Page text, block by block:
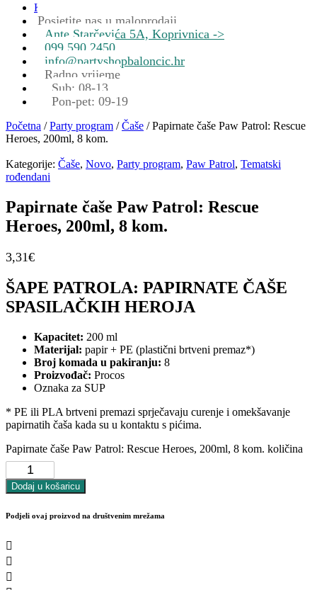
Kontakt
Posjetite nas u maloprodaji
Ante Starčevića 5A, Koprivnica ->
099 590 2450
info@partyshopbaloncic.hr
Radno vrijeme
Sub: 08-13
Pon-pet: 09-19
Početna /Party program /Čaše / Papirnate čaše Paw Patrol: Rescue
Heroes, 200ml, 8 kom.
Kategorije: Čaše, Novo, Party program, Paw Patrol, Tematski
rođendani
Papirnate čaše Paw Patrol: Rescue
Heroes, 200ml, 8 kom.
3,31€
ŠAPE PATROLA: PAPIRNATE ČAŠE
SPASILAČKIH HEROJA
Kapacitet: 200 ml
Materijal: papir + PE (plastični brtveni premaz*)
Broj komada u pakiranju: 8
Proizvođač: Procos
Oznaka za SUP
* PE ili PLA brtveni premazi sprječavaju curenje i omekšavanje
papirnatih čaša kada su u kontaktu s pićima.
Papirnate čaše Paw Patrol: Rescue Heroes, 200ml, 8 kom. količina
Dodaj u košaricu
Podjeli ovaj proizvod na društvenim mrežama